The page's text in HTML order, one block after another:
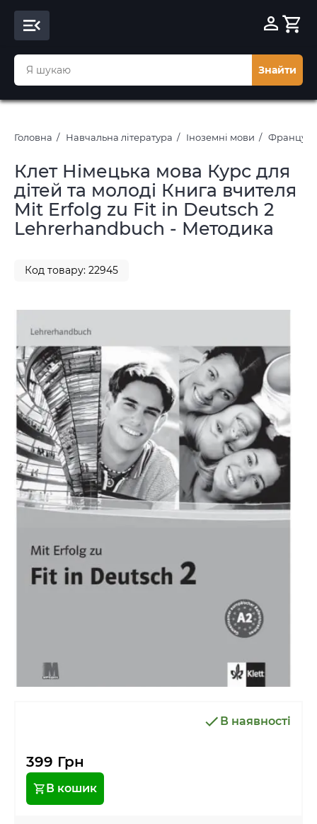
Знайти
Головна Навчальна література Іноземні мови
Клет Німецька мова Курс для
дітей та молоді Книга вчителя
Mit Erfolg zu Fit in Deutsch 2
Lehrerhandbuch - Методика
Код товару: 22945
В наявності
399 Грн
В кошик